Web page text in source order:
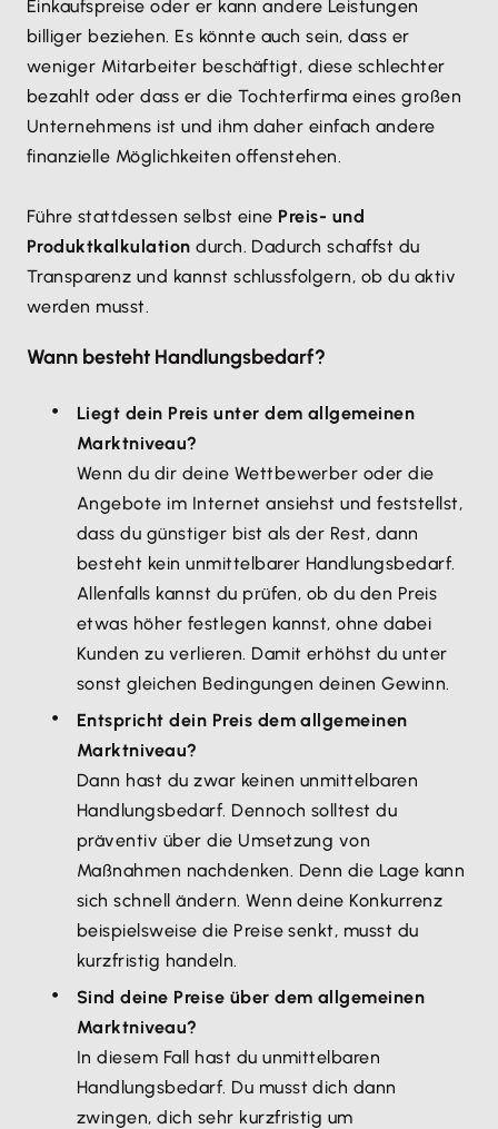
Einkaufspreise oder er kann andere Leistungen
billiger beziehen. Es könnte auch sein, dass er
weniger Mitarbeiter beschäftigt, diese schlechter
bezahlt oder dass er die Tochterfirma eines großen
Unternehmens ist und ihm daher einfach andere
finanzielle Möglichkeiten offenstehen.
Führe stattdessen selbst eine Preis- und
Produktkalkulation durch. Dadurch schaffst du
Transparenz und kannst schlussfolgern, ob du aktiv
werden musst.
Wann besteht Handlungsbedarf?
Liegt dein Preis unter dem allgemeinen
Marktniveau?
Wenn du dir deine Wettbewerber oder die
Angebote im Internet ansiehst und feststellst,
dass du günstiger bist als der Rest, dann
besteht kein unmittelbarer Handlungsbedarf.
Allenfalls kannst du prüfen, ob du den Preis
etwas höher festlegen kannst, ohne dabei
Kunden zu verlieren. Damit erhöhst du unter
sonst gleichen Bedingungen deinen Gewinn.
Entspricht dein Preis dem allgemeinen
Marktniveau?
Dann hast du zwar keinen unmittelbaren
Handlungsbedarf. Dennoch solltest du
präventiv über die Umsetzung von
Maßnahmen nachdenken. Denn die Lage kann
sich schnell ändern. Wenn deine Konkurrenz
beispielsweise die Preise senkt, musst du
kurzfristig handeln.
Sind deine Preise über dem allgemeinen
Marktniveau?
In diesem Fall hast du unmittelbaren
Handlungsbedarf. Du musst dich dann
zwingen, dich sehr kurzfristig um